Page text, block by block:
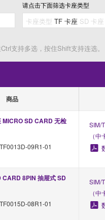
请点击下面筛选卡座类型
支持多选，按住Shift支持连选
商品
MICRO SD CARD 无检
09R1-01
SIM/
（中
CARD 8PIN 抽屉式 SD
08R1-01
SIM/
（中